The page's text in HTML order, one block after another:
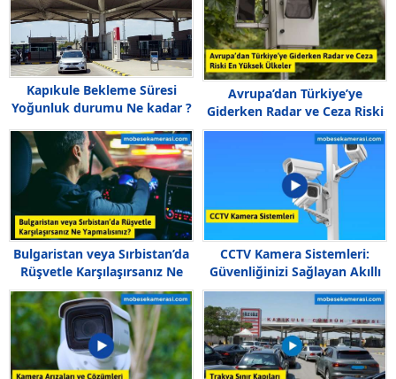
Kapıkule Bekleme Süresi
Yoğunluk durumu Ne kadar ?
Avrupa’dan Türkiye’ye
Giderken Radar ve Ceza Riski
En Yüksek Ülkeler
Bulgaristan veya Sırbistan’da
Rüşvetle Karşılaşırsanız Ne
Yapmalısınız?
CCTV Kamera Sistemleri:
Güvenliğinizi Sağlayan Akıllı
Çözümler